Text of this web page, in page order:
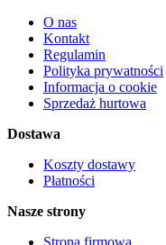
O nas
Kontakt
Regulamin
Polityka prywatności
Informacja o cookie
Sprzedaż hurtowa
Dostawa
Koszty dostawy
Płatności
Nasze strony
Strona firmowa